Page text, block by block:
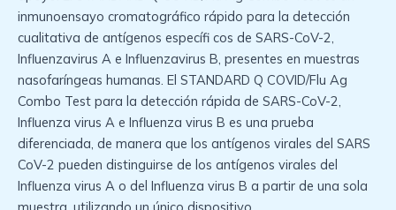
inmunoensayo cromatográfico rápido para la detección
cualitativa de antígenos específi cos de SARS-CoV-2,
Influenzavirus A e Influenzavirus B, presentes en muestras
nasofaríngeas humanas. El STANDARD Q COVID/Flu Ag
Combo Test para la detección rápida de SARS-CoV-2,
Influenza virus A e Influenza virus B es una prueba
diferenciada, de manera que los antígenos virales del SARS
CoV-2 pueden distinguirse de los antígenos virales del
Influenza virus A o del Influenza virus B a partir de una sola